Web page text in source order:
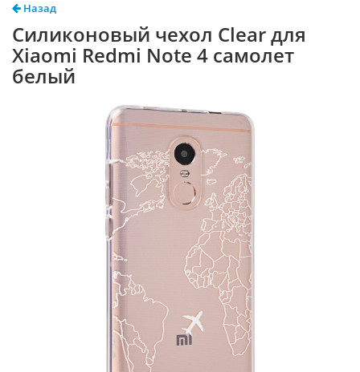
Назад
Силиконовый чехол Clear для
Xiaomi Redmi Note 4 самолет
белый